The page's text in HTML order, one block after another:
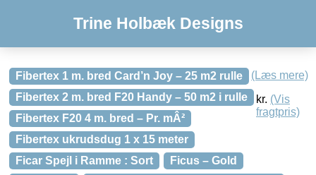
Trine Holbæk Designs
Fibertex 1 m. bred Card’n Joy – 25 m2 rulle
Fibertex 2 m. bred F20 Handy – 50 m2 i rulle
Fibertex F20 4 m. bred – Pr. mÂ²
Fibertex ukrudsdug 1 x 15 meter
Ficar Spejl i Ramme : Sort
Ficus – Gold
(Læs mere)
kr. (Vis
fragtpris)